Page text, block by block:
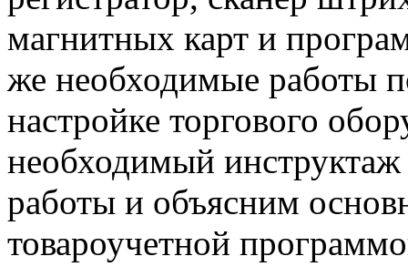
магнитных карт и
же необходимые работы
настройке торгового
необходимый инструктаж
работы и объясним
товароучетной